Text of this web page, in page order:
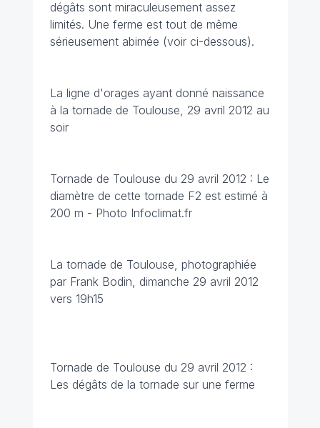
dégâts sont miraculeusement assez
limités. Une ferme est tout de même
sérieusement abimée (voir ci-dessous).
La ligne d'orages ayant donné naissance
à la tornade de Toulouse, 29 avril 2012 au
soir
Tornade de Toulouse du 29 avril 2012 : Le
diamètre de cette tornade F2 est estimé à
200 m - Photo Infoclimat.fr
La tornade de Toulouse, photographiée
par Frank Bodin, dimanche 29 avril 2012
vers 19h15
Tornade de Toulouse du 29 avril 2012 :
Les dégâts de la tornade sur une ferme